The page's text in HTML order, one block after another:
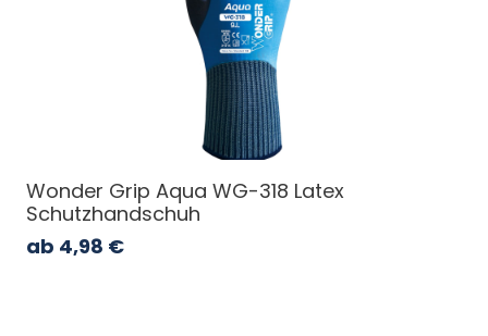
Wonder Grip Aqua WG-318 Latex
Schutzhandschuh
ab 4,98 €